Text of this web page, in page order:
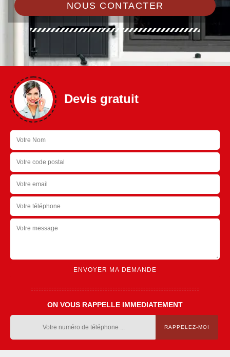
NOUS CONTACTER
Devis gratuit
ON VOUS RAPPELLE IMMEDIATEMENT